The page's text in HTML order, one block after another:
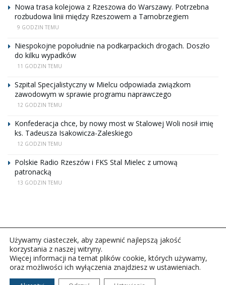
Nowa trasa kolejowa z Rzeszowa do Warszawy. Potrzebna
rozbudowa linii między Rzeszowem a Tarnobrzegiem
9 GODZIN TEMU
Niespokojne popołudnie na podkarpackich drogach. Doszło
do kilku wypadków
11 GODZIN TEMU
Szpital Specjalistyczny w Mielcu odpowiada związkom
zawodowym w sprawie programu naprawczego
12 GODZIN TEMU
Konfederacja chce, by nowy most w Stalowej Woli nosił imię
ks. Tadeusza Isakowicza-Zaleskiego
12 GODZIN TEMU
Polskie Radio Rzeszów i FKS Stal Mielec z umową
patronacką
13 GODZIN TEMU
Copyright © 2026Polskie Radio Rzeszów S.A. w likwidacj.
Używamy ciasteczek, aby zapewnić najlepszą jakość
korzystania z naszej witryny.
Więcej informacji na temat plików cookie, których używamy,
oraz możliwości ich wyłączenia znajdziesz w ustawieniach.